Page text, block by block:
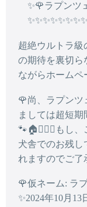
✨🌹ラプンツ
超絶ウルトラ級
の期待を裏切ら
ながらホームペ
🌹尚、ラプンツ
ましては超短
🐾🏠🙇🏻‍♂️もし
犬舎でのお残し
れますのでご了
🌹仮ネーム: ラ
✨2024年10月13